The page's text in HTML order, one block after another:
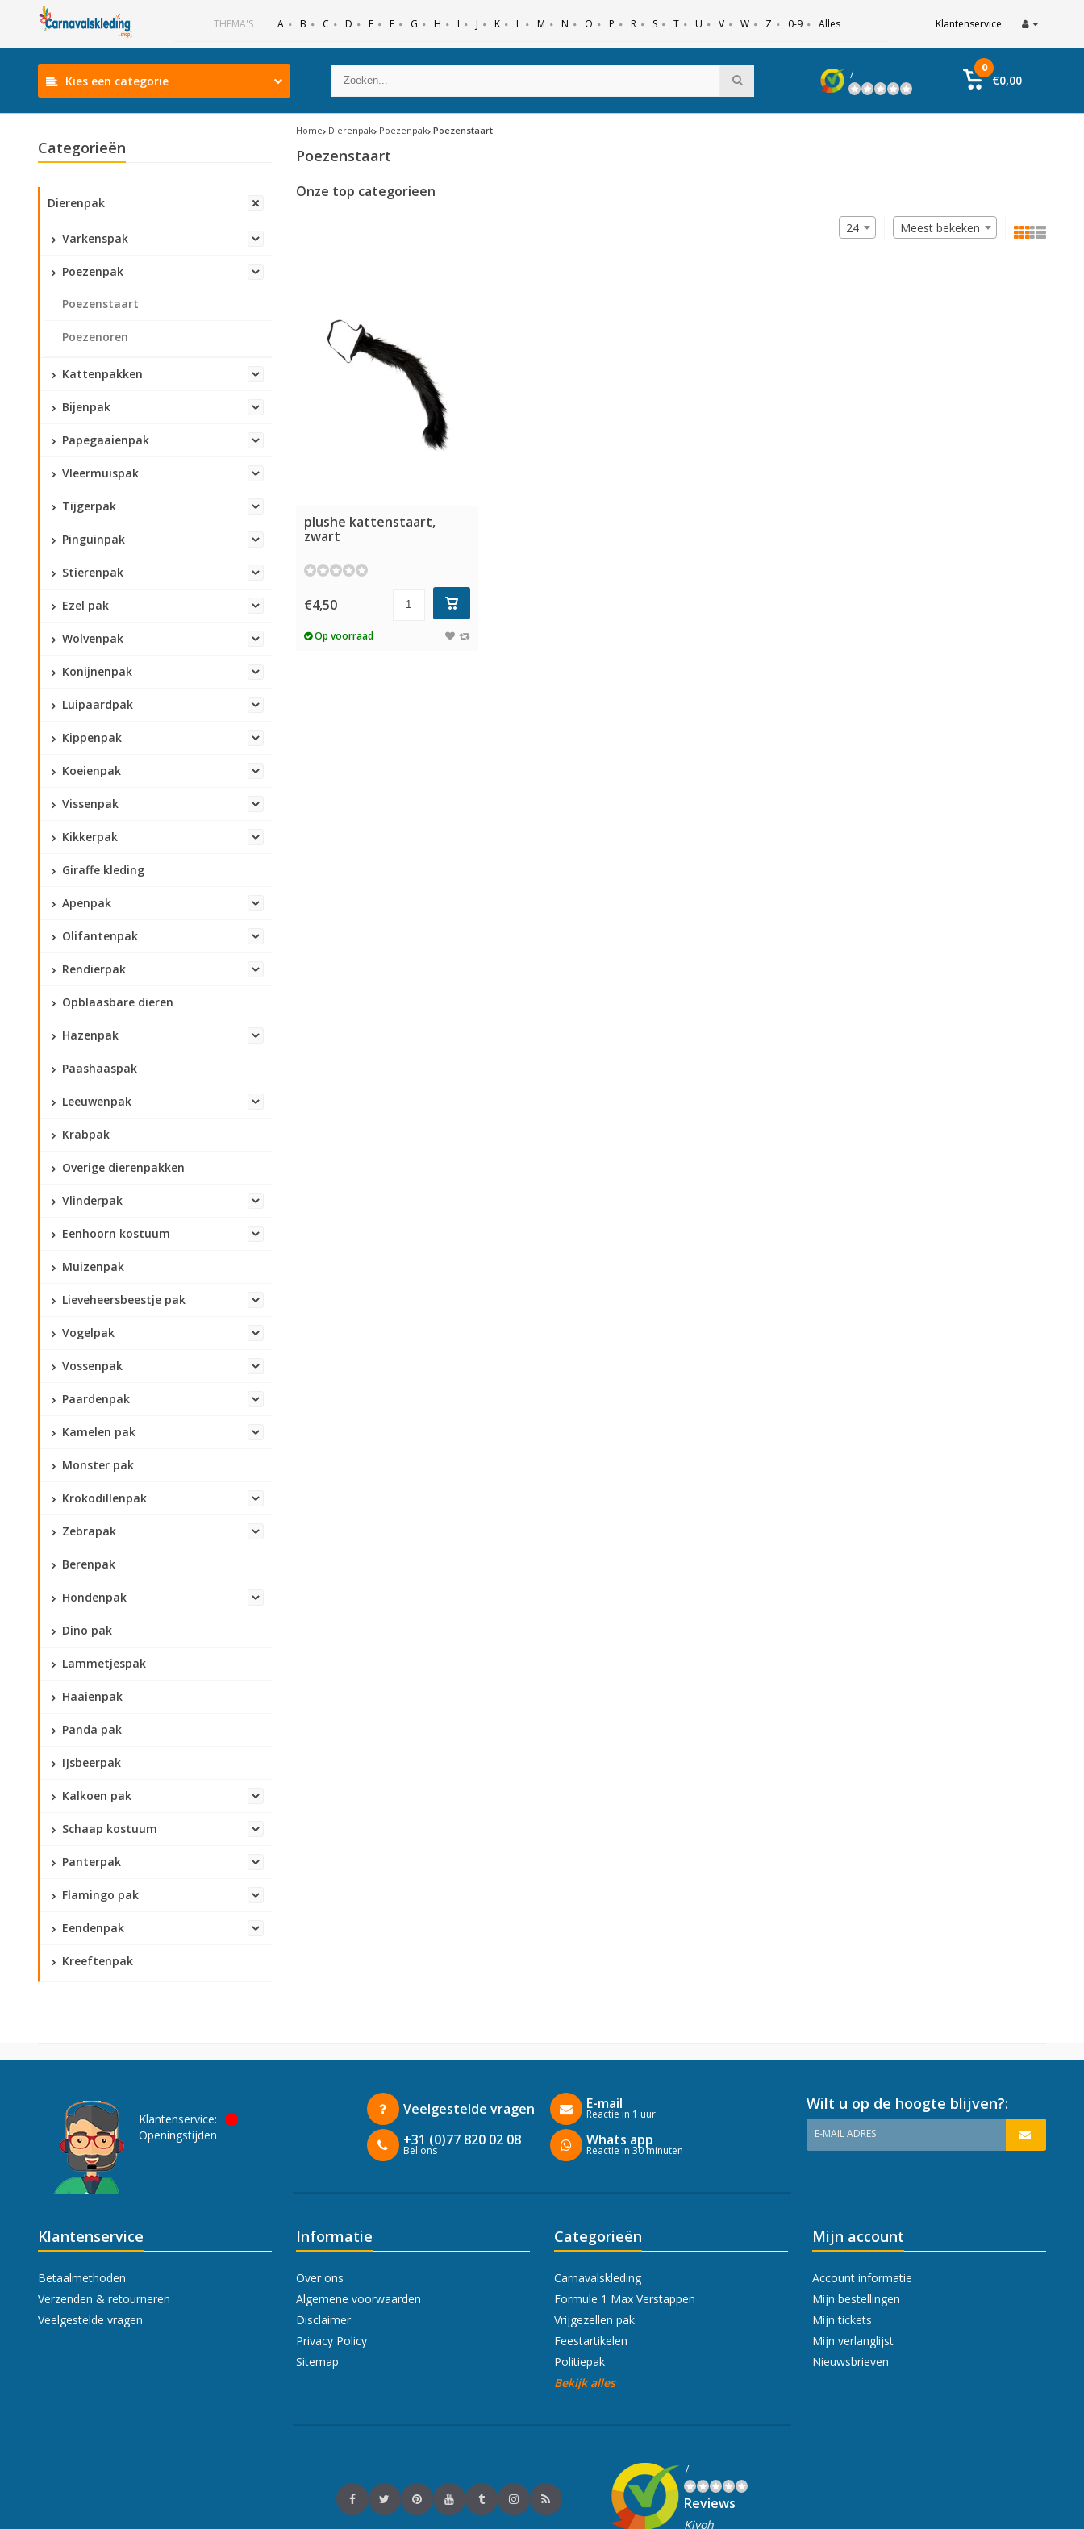
THEMA'S A B C D E F G H I J K L M N O P R S T U V W Z 0-9 Alles Klantenservice
Kies een categorie /
0
€0,00
Categorieën
Dierenpak
Varkenspak
Poezenpak
Poezenstaart
Poezenoren
Kattenpakken
Bijenpak
Papegaaienpak
Vleermuispak
Tijgerpak
Pinguinpak
Stierenpak
Ezel pak
Wolvenpak
Konijnenpak
Luipaardpak
Kippenpak
Koeienpak
Vissenpak
Kikkerpak
Giraffe kleding
Apenpak
Olifantenpak
Rendierpak
Opblaasbare dieren
Hazenpak
Paashaaspak
Leeuwenpak
Krabpak
Overige dierenpakken
Vlinderpak
Eenhoorn kostuum
Muizenpak
Lieveheersbeestje pak
Vogelpak
Vossenpak
Paardenpak
Kamelen pak
Monster pak
Krokodillenpak
Zebrapak
Berenpak
Hondenpak
Dino pak
Lammetjespak
Haaienpak
Panda pak
IJsbeerpak
Kalkoen pak
Schaap kostuum
Panterpak
Flamingo pak
Eendenpak
Kreeftenpak
Home Dierenpak Poezenpak Poezenstaart
Poezenstaart
Onze top categorieen
Meest bekeken
24
plushe kattenstaart,
zwart
€4,50
Op voorraad
Klantenservice:
Openingstijden
Veelgestelde vragen
+31 (0)77 820 02 08
Bel ons
E-mail
Reactie in 1 uur
Whats app
Reactie in 30 minuten
Wilt u op de hoogte blijven?:
E-MAIL ADRES
Klantenservice
Betaalmethoden
Verzenden & retourneren
Veelgestelde vragen
Informatie
Over ons
Algemene voorwaarden
Disclaimer
Privacy Policy
Sitemap
Categorieën
Carnavalskleding
Formule 1 Max Verstappen
Vrijgezellen pak
Feestartikelen
Politiepak
Bekijk alles
Mijn account
Account informatie
Mijn bestellingen
Mijn tickets
Mijn verlanglijst
Nieuwsbrieven
/
Reviews
Kiyoh